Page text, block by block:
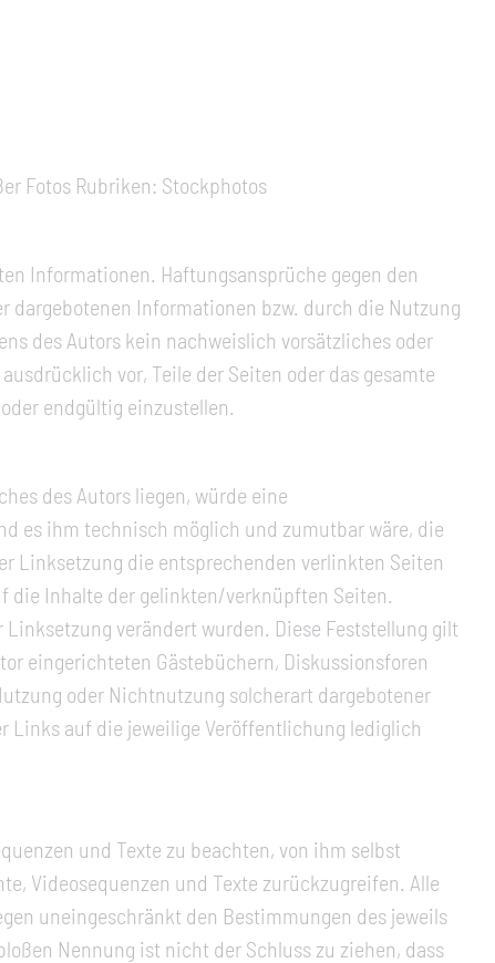
Fotos Rubriken: Stockphotos
Informationen. Haftungsansprüche gegen den
dargebotenen Informationen bzw. durch die Nutzung
des Autors kein nachweislich vorsätzliches oder
vor, Teile der Seiten oder das gesamte
endgültig einzustellen.
des Autors liegen, würde eine
es ihm technisch möglich und zumutbar wäre, die
Linksetzung die entsprechenden verlinkten Seiten
die Inhalte der gelinkten/verknüpften Seiten.
verändert wurden. Diese Feststellung gilt
eingerichteten Gästebüchern, Diskussionsforen
oder Nichtnutzung solcherart dargebotener
Links auf die jeweilige Veröffentlichung lediglich
und Texte zu beachten, von ihm selbst
Videosequenzen und Texte zurückzugreifen. Alle
uneingeschränkt den Bestimmungen des jeweils
Nennung ist nicht der Schluss zu ziehen, dass